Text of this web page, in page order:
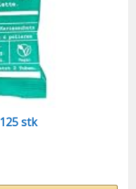
stk